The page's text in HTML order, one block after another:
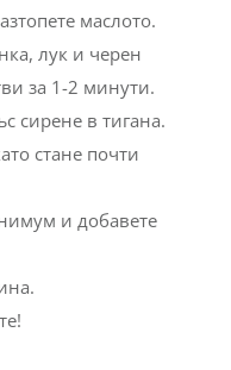
маслото.
лук и черен
за 1-2 минути.
сирене в тигана.
стане почти
и добавете